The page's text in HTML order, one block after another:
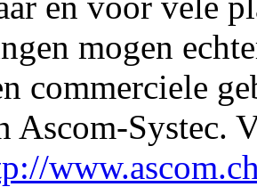
mogen
commerciele
Ascom-Systec.